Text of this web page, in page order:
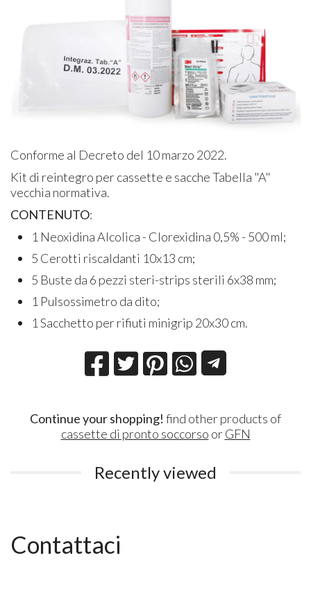
Conforme al Decreto del 10 marzo 2022.
Kit di reintegro per cassette e sacche Tabella "A"
vecchia normativa.
CONTENUTO:
1 Neoxidina Alcolica - Clorexidina 0,5% - 500 ml;
5 Cerotti riscaldanti 10x13 cm;
5 Buste da 6 pezzi steri-strips sterili 6x38 mm;
1 Pulsossimetro da dito;
1 Sacchetto per rifiuti minigrip 20x30 cm.
Continue your shopping! find other products of
cassette di pronto soccorso orGFN
Recently viewed
Contattaci